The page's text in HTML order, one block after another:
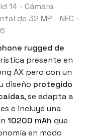
14 - Cámara
de 32 MP - NFC -
rugged de
presente en
AX pero con un
diseño protegido
, se adapta a
e incluye una
10200 mAh que
en modo